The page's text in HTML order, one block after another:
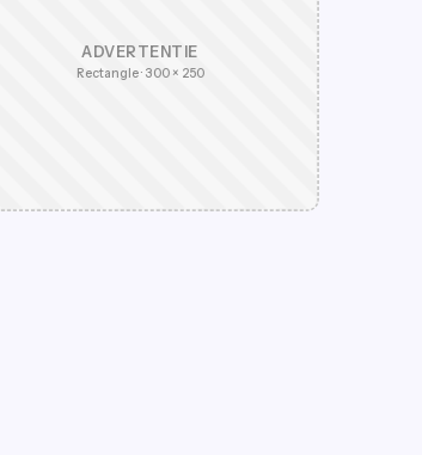
ADVERTENTIE
Rectangle · 300 × 250